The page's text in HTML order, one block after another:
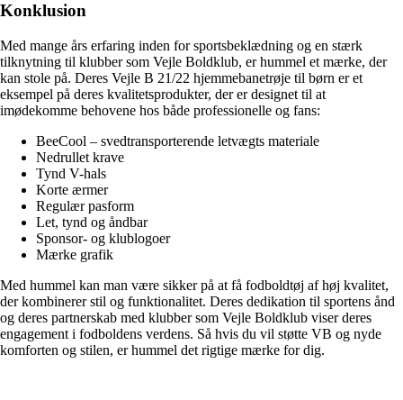
Konklusion
Med mange års erfaring inden for sportsbeklædning og en stærk
tilknytning til klubber som Vejle Boldklub, er hummel et mærke, der
kan stole på. Deres Vejle B 21/22 hjemmebanetrøje til børn er et
eksempel på deres kvalitetsprodukter, der er designet til at
imødekomme behovene hos både professionelle og fans:
BeeCool – svedtransporterende letvægts materiale
Nedrullet krave
Tynd V-hals
Korte ærmer
Regulær pasform
Let, tynd og åndbar
Sponsor- og klublogoer
Mærke grafik
Med hummel kan man være sikker på at få fodboldtøj af høj kvalitet,
der kombinerer stil og funktionalitet. Deres dedikation til sportens ånd
og deres partnerskab med klubber som Vejle Boldklub viser deres
engagement i fodboldens verdens. Så hvis du vil støtte VB og nyde
komforten og stilen, er hummel det rigtige mærke for dig.